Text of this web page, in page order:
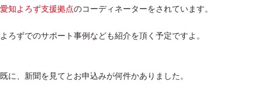
愛知よろず支援拠点のコーディネーターをされています。
よろずでのサポート事例なども紹介を頂く予定ですよ。
既に、新聞を見てとお申込みが何件かありました。